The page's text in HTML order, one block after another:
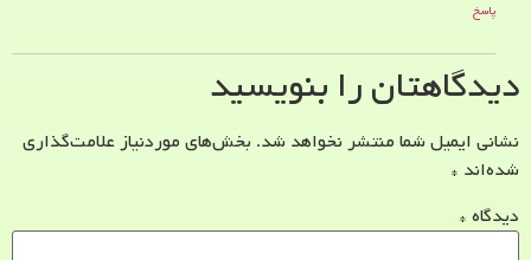
پاسخ
دیدگاهتان را بنویسید
نشانی ایمیل شما منتشر نخواهد شد. بخش‌های موردنیاز علامت‌گذاری
شده‌اند *
دیدگاه *